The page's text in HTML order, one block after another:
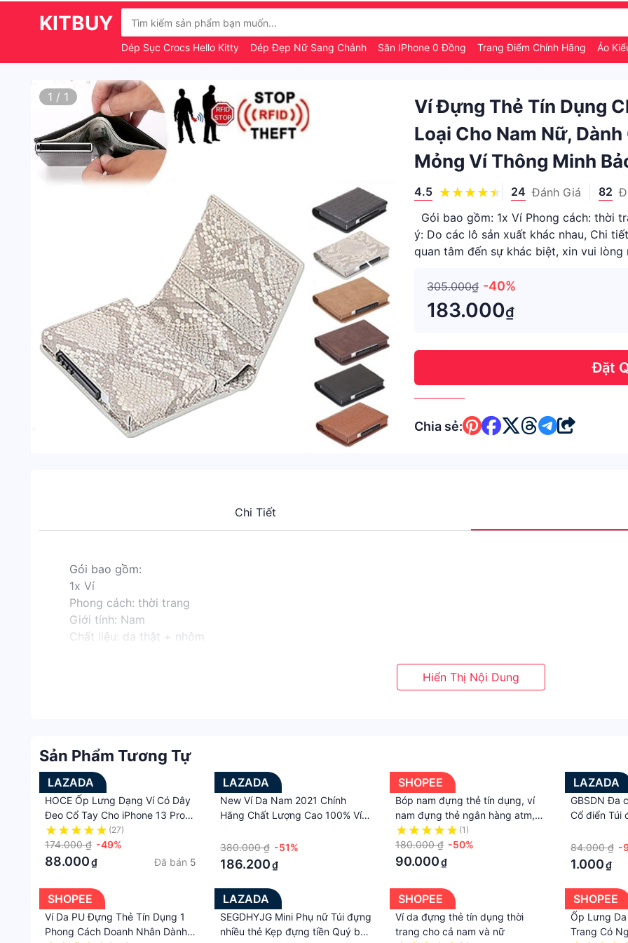
KITBUY
Dép Sục Crocs Hello Kitty Dép Đẹp Nữ Sang Chảnh Săn IPhone 0 Đồng Trang Điểm Chính Hãng Áo
1 / 1
Ví Đựng Thẻ Tín Dụng
Loại Cho Nam Nữ,
Mỏng Ví Thông Minh
4.5 24 Đánh Giá 82
Gói bao gồm: 1x Ví Phong cách: thời
ý: Do các lô sản xuất khác nhau, Chi
quan tâm đến sự khác biệt, xin vui
305.000₫ -40%
183.000₫
Đặt
Chia sẻ:
Chi Tiết
Gói bao gồm:
1x Ví
Phong cách: thời trang
Giới tính: Nam
Chất liệu: da thật + nhôm
Do các lô sản xuất khác nhau, Chi tiết sản phẩm có thể hơi khác một chút. Nếu bạn quan tâm đến sự
Sản Phẩm Tương Tự
LAZADA
HOCE Ốp Lưng Dạng Ví Có Dây
Đeo Cổ Tay Cho iPhone 13 Pro
Max 11 12 14 Promax 13 Mini XR
XS 7 8 Plus Max Ốp Da Sang
Trọng Có Khe Cắm Thẻ Tín Dụng
Động Bỏ Túi Đựng Thẻ
(27)
174.000 ₫ -49%
88.000₫ Đã bán 5
LAZADA
New Ví Da Nam 2021 Chính
Hãng Chất Lượng Cao 100% Ví
Da Pu Túi Đựng Thẻ Tín Dụng
2023
380.000 ₫ -51%
186.200₫
SHOPEE
Bóp nam đựng thẻ tín dụng, ví
nam đựng thẻ ngân hàng atm,
name card chống trộm công
nghệ RFID
(1)
180.000 ₫ -50%
90.000₫
LAZADA
GBSDN Đa
Cổ điển Túi
đựng tiền
cầm tay Ví
84.000 ₫ -
1.000₫
SHOPEE
Ví Da PU Đựng Thẻ Tín Dụng 1
Phong Cách Doanh Nhân Dành
LAZADA
SEGDHYJG Mini Phụ nữ Túi đựng
nhiều thẻ Kẹp đựng tiền Quý bà
SHOPEE
Ví da đựng thẻ tín dụng thời
trang cho cả nam và nữ
SHOPEE
Ốp Lưng
Trang Có